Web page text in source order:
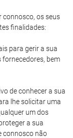
connosco, os seus
finalidades:
para gerir a sua
fornecedores, bem
de conhecer a sua
lhe solicitar uma
um dos
a sua
connosco não